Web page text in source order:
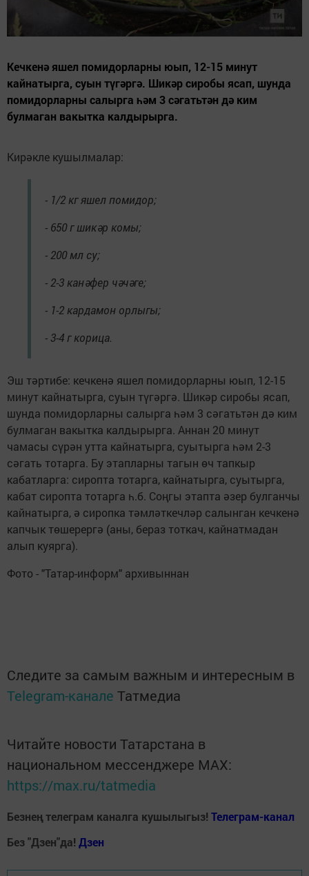
Кечкенә яшел помидорларны юып, 12-15 минут
кайнатырга, суын түгәргә. Шикәр сиробы ясап, шунда
помидорларны салырга һәм 3 сәгатьтән дә ким
булмаган вакытка калдырырга.
Кирәкле кушылмалар:
- 1/2 кг яшел помидор;
- 650 г шикәр комы;
- 200 мл су;
- 2-3 канәфер чәчәге;
- 1-2 кардамон орлыгы;
- 3-4 г корица.
Эш тәртибе: кечкенә яшел помидорларны юып, 12-15
минут кайнатырга, суын түгәргә. Шикәр сиробы ясап,
шунда помидорларны салырга һәм 3 сәгатьтән дә ким
булмаган вакытка калдырырга. Аннан 20 минут
чамасы сүрән утта кайнатырга, суытырга һәм 2-3
сәгать тотарга. Бу этапларны тагын өч тапкыр
кабатларга: сиропта тотарга, кайнатырга, суытырга,
кабат сиропта тотарга һ.б. Соңгы этапта әзер булганчы
кайнатырга, ә сиропка тәмләткечләр салынган кечкенә
капчык төшерергә (аны, бераз тоткач, кайнатмадан
алып куярга).
Фото - "Татар-информ" архивыннан
Следите за самым важным и интересным в
Telegram-канале Татмедиа
Читайте новости Татарстана в
национальном мессенджере MАХ:
https://max.ru/tatmedia
Безнең телеграм каналга кушылыгыз! Телеграм-канал
Без "Дзен"да! Дзен